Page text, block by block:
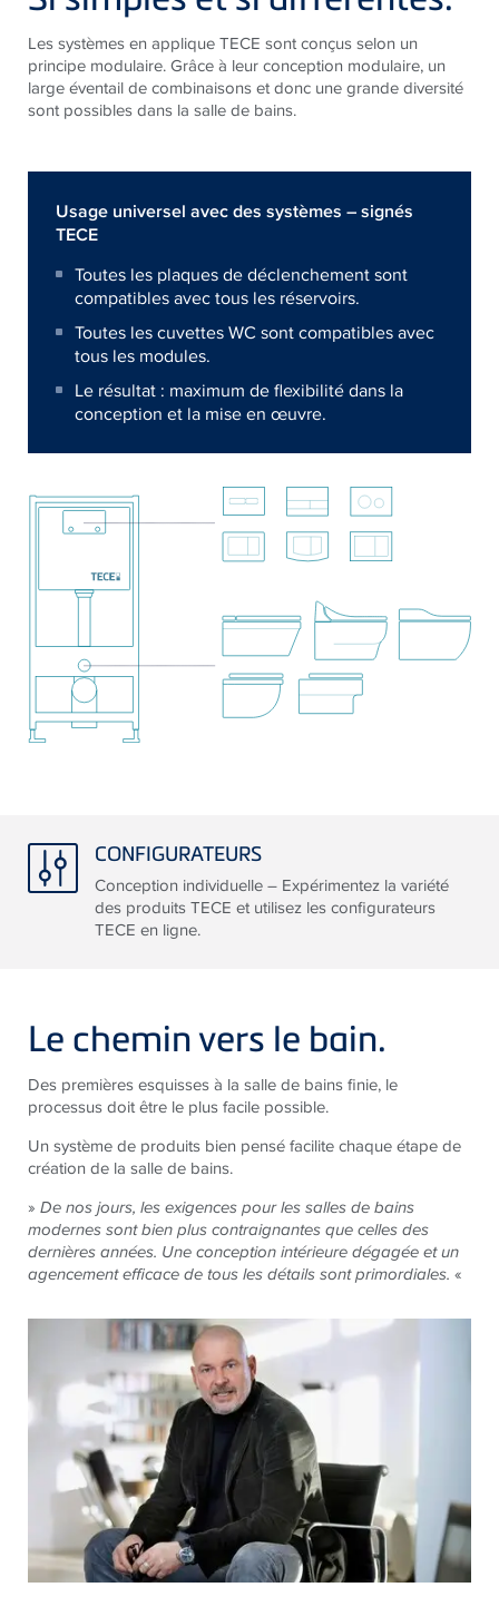
Les systèmes en applique TECE sont conçus selon un
principe modulaire. Grâce à leur conception modulaire, un
large éventail de combinaisons et donc une grande diversité
sont possibles dans la salle de bains.
Usage universel avec des systèmes – signés
TECE
Toutes les plaques de déclenchement sont
compatibles avec tous les réservoirs.
Toutes les cuvettes WC sont compatibles avec
tous les modules.
Le résultat : maximum de ﬂexibilité dans la
conception et la mise en œuvre.
CONFIGURATEURS
Conception individuelle – Expérimentez la variété
des produits TECE et utilisez les configurateurs
TECE en ligne.
Le chemin vers le bain.
Des premières esquisses à la salle de bains finie, le
processus doit être le plus facile possible.
Un système de produits bien pensé facilite chaque étape de
création de la salle de bains.
» De nos jours, les exigences pour les salles de bains
modernes sont bien plus contraignantes que celles des
dernières années. Une conception intérieure dégagée et un
agencement efficace de tous les détails sont primordiales. «